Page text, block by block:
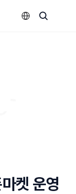
켓 운영
Select Language